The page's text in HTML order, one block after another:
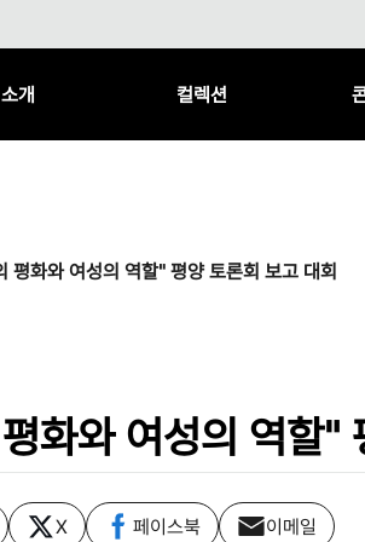
소개 컬렉션
평화와 여성의 역할" 평양 토론회 보고 대회
화와 여성의 역할"
X 페이스북 이메일